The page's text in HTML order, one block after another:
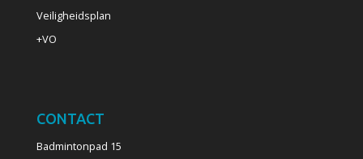
Veiligheidsplan
+VO
CONTACT
Badmintonpad 15